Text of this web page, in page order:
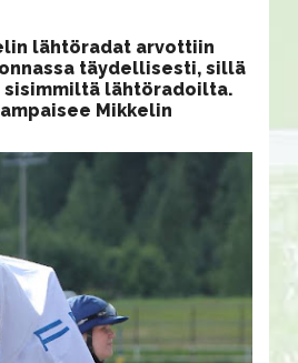
lähtöradat arvottiin
täydellisesti, sillä
sisimmiltä lähtöradoilta.
Mikkelin